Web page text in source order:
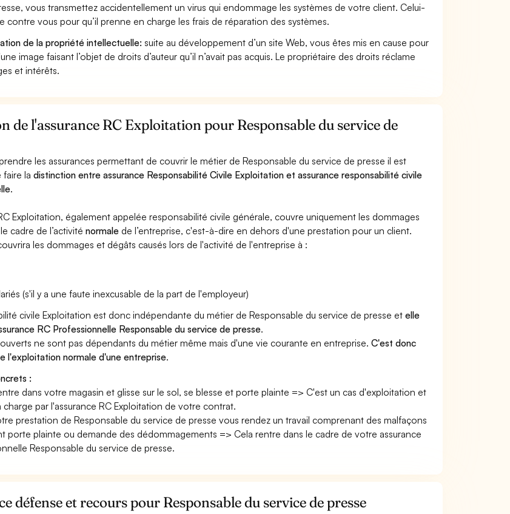
vous transmettez accidentellement un virus qui endommage les systèmes de votre client. Celui-
contre vous pour qu’il prenne en charge les frais de réparation des systèmes.
de la propriété intellectuelle: suite au développement d’un site Web, vous êtes mis en cause pour
image faisant l’objet de droits d’auteur qu’il n’avait pas acquis. Le propriétaire des droits réclame
et intérêts.
de l'assurance RC Exploitation pour Responsable du service de
les assurances permettant de couvrir le métier de Responsable du service de presse il est
faire ladistinction entre assurance Responsabilité Civile Exploitation et assurance responsabilité civile
.
Exploitation, également appelée responsabilité civile générale, couvre uniquement les dommages
cadre de l’activiténormale de l’entreprise, c'est-à-dire en dehors d'une prestation pour un client.
les dommages et dégâts causés lors de l'activité de l'entreprise à :
(s'il y a une faute inexcusable de la part de l'employeur)
civile Exploitation est donc indépendante du métier de Responsable du service de presse etelle
RC Professionnelle Responsable du service de presse.
ne sont pas dépendants du métier même mais d'une vie courante en entreprise.C'est donc
l'exploitation normale d'une entreprise.
:
dans votre magasin et glisse sur le sol, se blesse et porte plainte => C'est un cas d'exploitation et
charge par l'assurance RC Exploitation de votre contrat.
prestation de Responsable du service de presse vous rendez un travail comprenant des malfaçons
porte plainte ou demande des dédommagements => Cela rentre dans le cadre de votre assurance
Responsable du service de presse.
défense et recours pour Responsable du service de presse